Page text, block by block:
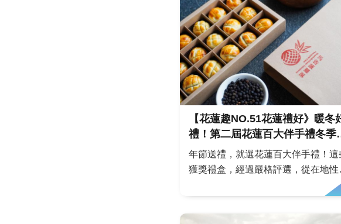
【花蓮趣NO.51花蓮禮好》暖冬
禮！第二屆花蓮百大伴手禮冬季
購指南
年節送禮，就選花蓮百大伴手禮！這
獲獎禮盒，經過嚴格評選，從在地性
美學、美味等方面，皆為花蓮最精緻
伴手禮。無論是傳統美食或是創新甜
點，都能滿足不同人的味蕾。每款禮